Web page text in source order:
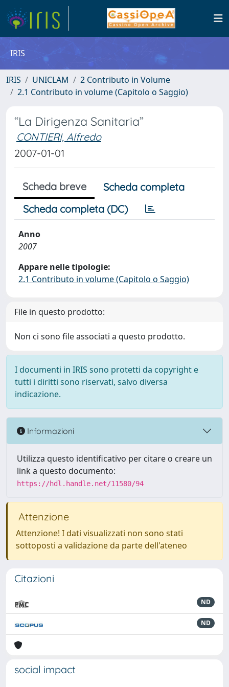
IRIS
IRIS UNICLAM
2 Contributo in Volume
2.1 Contributo in volume (Capitolo o Saggio)
“La Dirigenza Sanitaria”
CONTIERI, Alfredo
2007-01-01
Scheda breve
Scheda completa
Scheda completa (DC)
Anno
2007
Appare nelle tipologie:
2.1 Contributo in volume (Capitolo o Saggio)
File in questo prodotto:
Non ci sono file associati a questo prodotto.
I documenti in IRIS sono protetti da copyright e
tutti i diritti sono riservati, salvo diversa
indicazione.
Informazioni
Utilizza questo identificativo per citare o creare un
link a questo documento:
https://hdl.handle.net/11580/94
Attenzione
Attenzione! I dati visualizzati non sono stati
sottoposti a validazione da parte dell'ateneo
Citazioni
ND
ND
social impact